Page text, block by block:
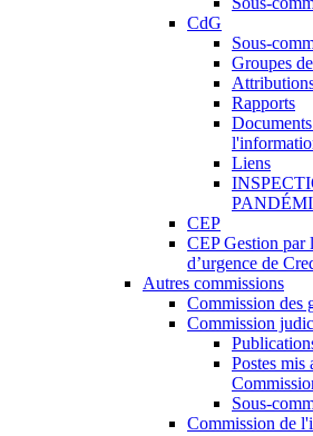
CdG
Sous-
Groupes
Rapports
Liens
CEP
CEP Gestion par
d’urgence de
Autres commissions
Commission des
Commission
Postes mis
Sous-
Commission de